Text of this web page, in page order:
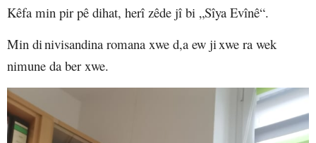
Kêfa min pir pê dihat, herî zêde jî bi „Sîya Evînê“.
Min dinivisandina romana xwe d,a ew jixwe ra wek
nimune da ber xwe.